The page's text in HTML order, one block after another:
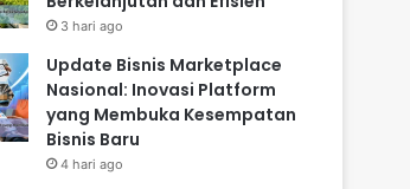
3 hari ago
Update Bisnis Marketplace
Nasional: Inovasi Platform
yang Membuka Kesempatan
Bisnis Baru
4 hari ago